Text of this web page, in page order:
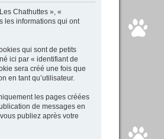
Chathuttes », «
les informations qui ont
qui sont de petits
ici par « identifiant de
sera créé une fois que
en tant qu’utilisateur.
les pages créées
de messages en
publiez après votre